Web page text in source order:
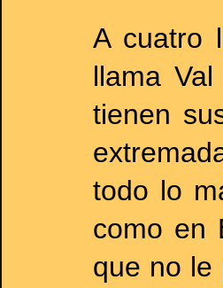
A cuatro
llama
tienen
todo lo
como en
que no le